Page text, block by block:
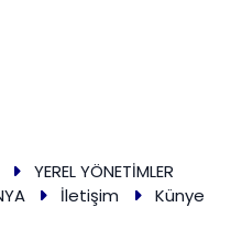
YEREL YÖNETİMLER
İletişim
Künye